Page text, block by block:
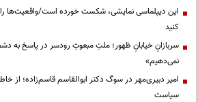
این دیپلماسی نمایشی، شکست خورده است/واقعیت‌ها را
کنید
سربازانِ خیابانِ ظهور؛ ملتِ مبعوثِ رودسر در پاسخ به
نمی‌دهیم»
امیر دبیری‌مهر در سوگ دکتر ابوالقاسم قاسم‌زاده؛ از
سیاست